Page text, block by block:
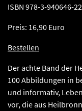
ISBN 978-3-940646-
Preis: 16,90 Euro
Bestellen
Der achte Band der
100 Abbildungen in
und informativ,
vor, die aus